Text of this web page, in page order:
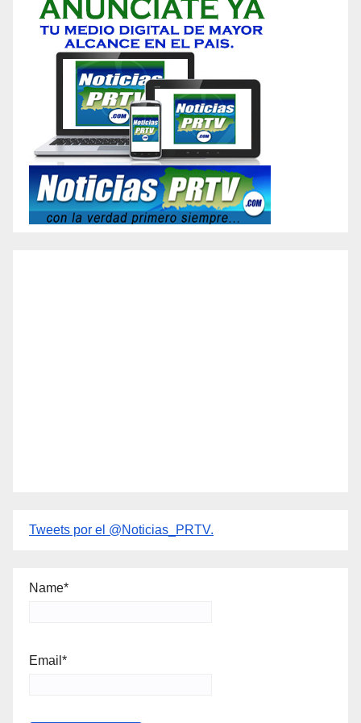
Tweets por el @Noticias_PRTV.
Name*
Email*